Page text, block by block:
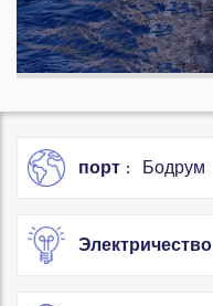
порт Бодрум
Электричество